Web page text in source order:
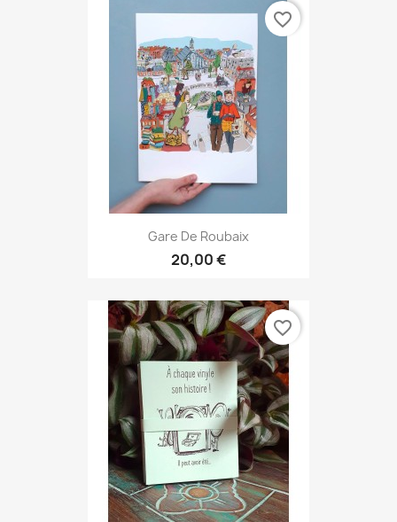
Gare De Roubaix
20,00 €
favorite_border
favorite_border